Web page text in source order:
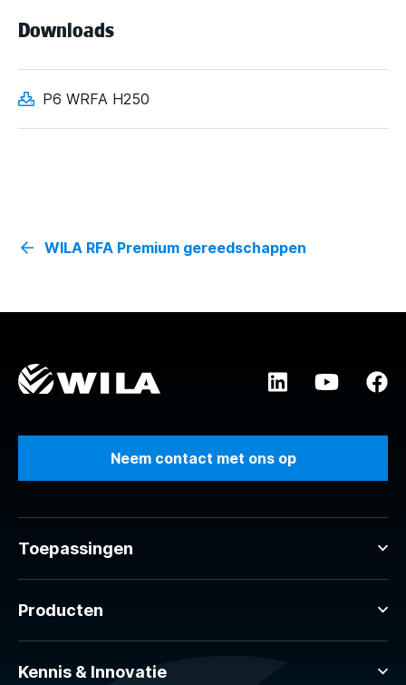
Downloads
P6 WRFA H250
WILA RFA Premium gereedschappen
Neem contact met ons op
Toepassingen
Producten
Kennis & Innovatie